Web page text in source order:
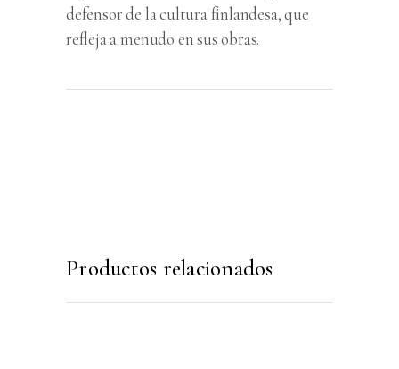
defensor de la cultura finlandesa, que
refleja a menudo en sus obras.
Productos relacionados